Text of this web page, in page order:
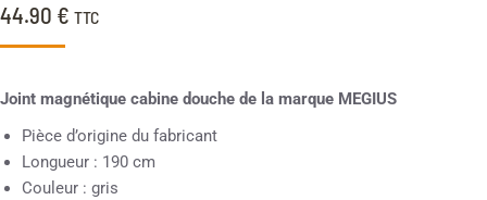
44.90 € TTC
Joint magnétique cabine douche de la marque MEGIUS
Pièce d’origine du fabricant
Longueur : 190 cm
Couleur : gris